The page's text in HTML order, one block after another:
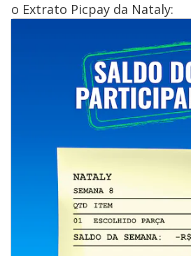
o Extrato Picpay da Nataly: